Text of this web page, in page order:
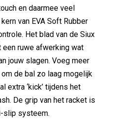
en daarmee veel
van EVA Soft Rubber
Het blad van de Siux
ruwe afwerking wat
jouw slagen. Voeg meer
de bal zo laag mogelijk
extra ‘kick’ tijdens het
De grip van het racket is
slip systeem.